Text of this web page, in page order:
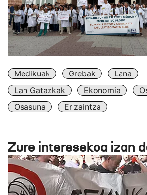
Medikuak Grebak
Lana
Lan Gatazkak
Ekonomia
Osasuna
Erizaintza
Zure interesekoa izan